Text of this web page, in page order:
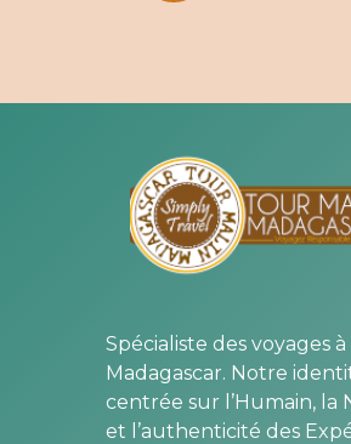
Spécialiste des voyages à
Madagascar. Notre
centrée sur l’Humain, la
et l’authenticité des